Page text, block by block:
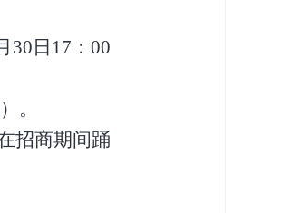
30日17：00
。
招商期间踊